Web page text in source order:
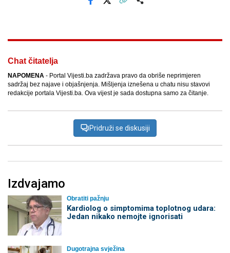
Chat čitatelja
NAPOMENA - Portal Vijesti.ba zadržava pravo da obriše neprimjeren
sadržaj bez najave i objašnjenja. Mišljenja iznešena u chatu nisu stavovi
redakcije portala Vijesti.ba. Ova vijest je sada dostupna samo za čitanje.
Pridruži se diskusiji
Izdvajamo
Obratiti pažnju
Kardiolog o simptomima toplotnog udara:
Jedan nikako nemojte ignorisati
Dugotrajna svježina